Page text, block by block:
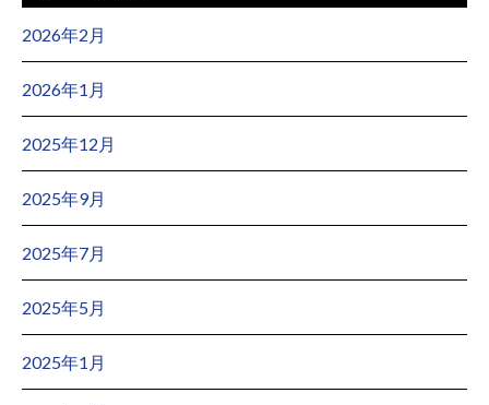
2026年2月
2026年1月
2025年12月
2025年9月
2025年7月
2025年5月
2025年1月